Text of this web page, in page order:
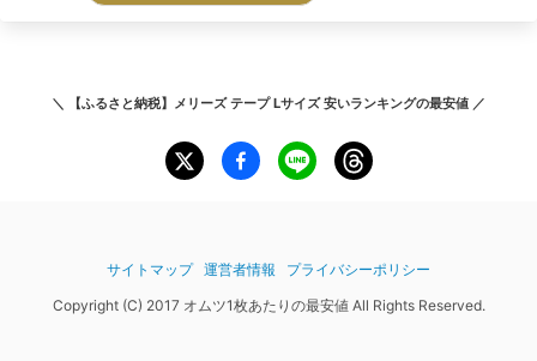
＼ 【ふるさと納税】メリーズ テープ Lサイズ 安いランキングの最安値 ／
サイトマップ 運営者情報
プライバシーポリシー
Copyright (C) 2017 オムツ1枚あたりの最安値 All Rights Reserved.